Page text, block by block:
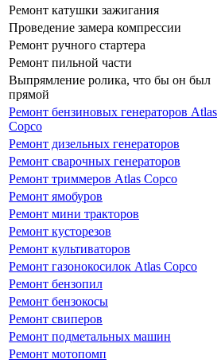
Ремонт катушки зажигания
Проведение замера компрессии
Ремонт ручного стартера
Ремонт пильной части
Выпрямление ролика, что бы он был
прямой
Ремонт бензиновых генераторов Atlas
Copco
Ремонт дизельных генераторов
Ремонт сварочных генераторов
Ремонт триммеров Atlas Copco
Ремонт ямобуров
Ремонт мини тракторов
Ремонт кусторезов
Ремонт культиваторов
Ремонт газонокосилок Atlas Copco
Ремонт бензопил
Ремонт бензокосы
Ремонт свиперов
Ремонт подметальных машин
Ремонт мотопомп